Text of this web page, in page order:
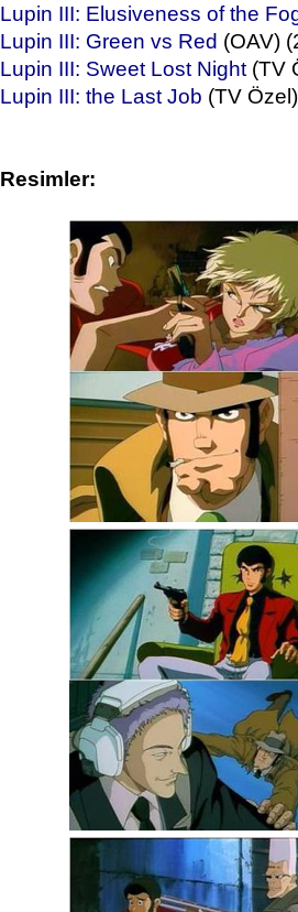
Lupin III: Elusiveness of the
Lupin III: Green vs Red (OAV)
Lupin III: Sweet Lost Night(TV
Lupin III: the Last Job (TV
Resimler: